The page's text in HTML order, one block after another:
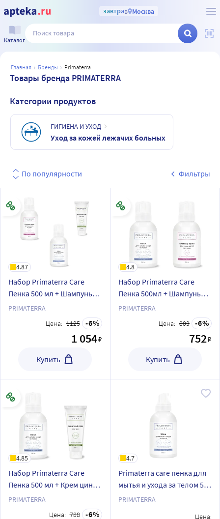
завтрав Москва
Каталог
главная бренды primaterra
Товары бренда PRIMATERRA
Категории продуктов
ГИГИЕНА И УХОД
Уход за кожей лежачих больных
По популярности Фильтры
4.87
Набор Primaterra Care
Пенка 500 мл + Шампунь
500 мл + Крем цинк 100 мл
PRIMATERRA
Цена: 1125 6
1 054₽
Купить
4.8
Набор Primaterra Care
Пенка 500мл + Шампунь
500мл
PRIMATERRA
Цена: 803 6
752₽
Купить
4.85
Набор Primaterra Care
Пенка 500 мл + Крем цинк
100 мл
PRIMATERRA
Цена: 788 6
4.7
Primaterra care пенка для
мытья и ухода за телом 500
мл
PRIMATERRA
Цена: